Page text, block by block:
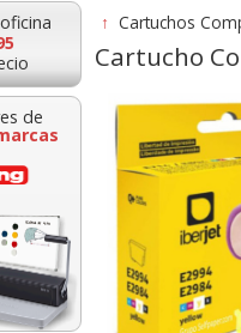
de
↑ Cartuchos
Cartucho
Epson 29XL T2993
T2983 compatible
Magenta